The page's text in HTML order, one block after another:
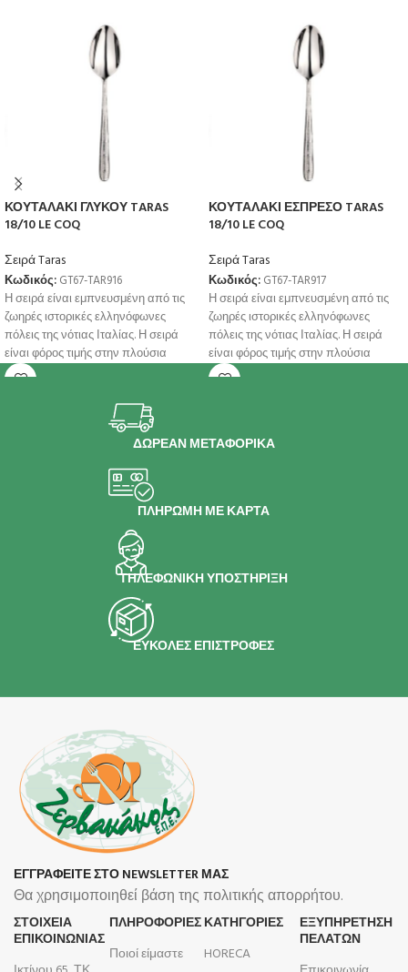
ΚΟΥΤΑΛΑΚΙ ΓΛΥΚΟΥ TARAS
18/10 LE COQ
Σειρά Taras
Κωδικός: GT67-TAR916
Η σειρά είναι εμπνευσμένη από τις
ζωηρές ιστορικές ελληνόφωνες
πόλεις της νότιας Ιταλίας. Η σειρά
είναι φόρος τιμής στην πλούσια
ΚΟΥΤΑΛΑΚΙ ΕΣΠΡΕΣΟ TARAS
18/10 LE COQ
Σειρά Taras
Κωδικός: GT67-TAR917
Η σειρά είναι εμπνευσμένη από τις
ζωηρές ιστορικές ελληνόφωνες
πόλεις της νότιας Ιταλίας. Η σειρά
είναι φόρος τιμής στην πλούσια
ΔΩΡΕΑΝ ΜΕΤΑΦΟΡΙΚΑ
ΠΛΗΡΩΜΗ ΜΕ ΚΑΡΤΑ
ΤΗΛΕΦΩΝΙΚΗ ΥΠΟΣΤΗΡΙΞΗ
ΕΥΚΟΛΕΣ ΕΠΙΣΤΡΟΦΕΣ
ΕΓΓΡΑΦΕΙΤΕ ΣΤΟ NEWSLETTER ΜΑΣ
Θα χρησιμοποιηθεί βάση της πολιτικής απορρήτου.
ΣΤΟΙΧΕΙΑ
ΕΠΙΚΟΙΝΩΝΙΑΣ
ΠΛΗΡΟΦΟΡΊΕΣ
Ποιοί είμαστε
ΚΑΤΗΓΟΡΙΕΣ
HORECA
ΕΞΥΠΗΡΕΤΗΣΗ
ΠΕΛΑΤΩΝ